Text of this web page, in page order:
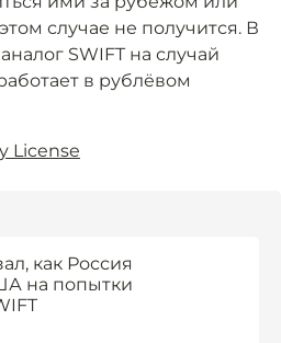
случае не получится. В
SWIFT на случай
в рублёвом
License
как Россия
на попытки